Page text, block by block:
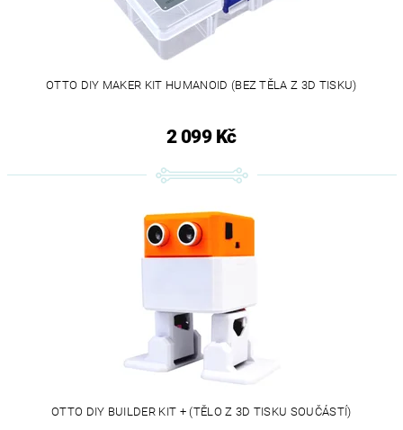
OTTO DIY MAKER KIT HUMANOID (BEZ TĚLA Z 3D TISKU)
2 099 Kč
OTTO DIY BUILDER KIT + (TĚLO Z 3D TISKU SOUČÁSTÍ)